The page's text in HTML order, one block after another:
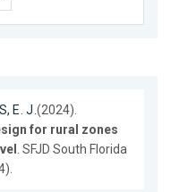
E. J.(2024).
for rural zones
. SFJD South Florida